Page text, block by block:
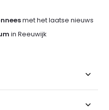
met het laatse nieuws
in Reeuwijk